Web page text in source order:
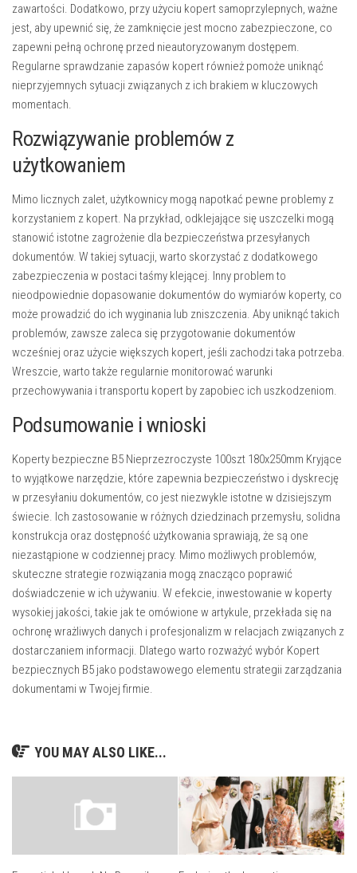
zawartości. Dodatkowo, przy użyciu kopert samoprzylepnych, ważne
jest, aby upewnić się, że zamknięcie jest mocno zabezpieczone, co
zapewni pełną ochronę przed nieautoryzowanym dostępem.
Regularne sprawdzanie zapasów kopert również pomoże uniknąć
nieprzyjemnych sytuacji związanych z ich brakiem w kluczowych
momentach.
Rozwiązywanie problemów z
użytkowaniem
Mimo licznych zalet, użytkownicy mogą napotkać pewne problemy z
korzystaniem z kopert. Na przykład, odklejające się uszczelki mogą
stanowić istotne zagrożenie dla bezpieczeństwa przesyłanych
dokumentów. W takiej sytuacji, warto skorzystać z dodatkowego
zabezpieczenia w postaci taśmy klejącej. Inny problem to
nieodpowiednie dopasowanie dokumentów do wymiarów koperty, co
może prowadzić do ich wyginania lub zniszczenia. Aby uniknąć takich
problemów, zawsze zaleca się przygotowanie dokumentów
wcześniej oraz użycie większych kopert, jeśli zachodzi taka potrzeba.
Wreszcie, warto także regularnie monitorować warunki
przechowywania i transportu kopert by zapobiec ich uszkodzeniom.
Podsumowanie i wnioski
Koperty bezpieczne B5 Nieprzezroczyste 100szt 180x250mm Kryjące
to wyjątkowe narzędzie, które zapewnia bezpieczeństwo i dyskrecję
w przesyłaniu dokumentów, co jest niezwykle istotne w dzisiejszym
świecie. Ich zastosowanie w różnych dziedzinach przemysłu, solidna
konstrukcja oraz dostępność użytkowania sprawiają, że są one
niezastąpione w codziennej pracy. Mimo możliwych problemów,
skuteczne strategie rozwiązania mogą znacząco poprawić
doświadczenie w ich używaniu. W efekcie, inwestowanie w koperty
wysokiej jakości, takie jak te omówione w artykule, przekłada się na
ochronę wrażliwych danych i profesjonalizm w relacjach związanych z
dostarczaniem informacji. Dlatego warto rozważyć wybór Kopert
bezpiecznych B5 jako podstawowego elementu strategii zarządzania
dokumentami w Twojej firmie.
YOU MAY ALSO LIKE...